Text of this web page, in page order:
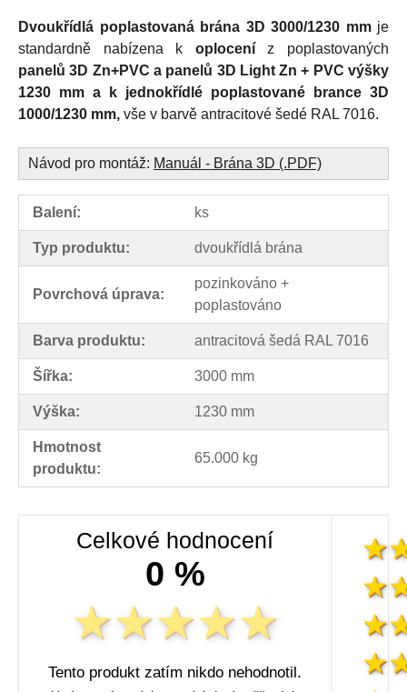
Dvoukřídlá poplastovaná brána 3D 3000/1230 mmje
standardně nabízena k oploceníz poplastovaných
panelů 3D Zn+PVC a panelů 3D Light Zn + PVC výšky
1230 mm a k jednokřídlé poplastované brance 3D
1000/1230 mm, vše v barvě antracitové šedé RAL 7016.
Návod pro montáž: Manuál - Brána 3D (.PDF)
Balení: ks
Typ produktu: dvoukřídlá brána
Povrchová úprava:
pozinkováno +
poplastováno
Barva produktu: antracitová šedá RAL 7016
Šířka: 3000 mm
Výška: 1230 mm
Hmotnost
produktu:
65.000 kg
Celkové hodnocení
0 %
Tento produkt zatím nikdo nehodnotil.